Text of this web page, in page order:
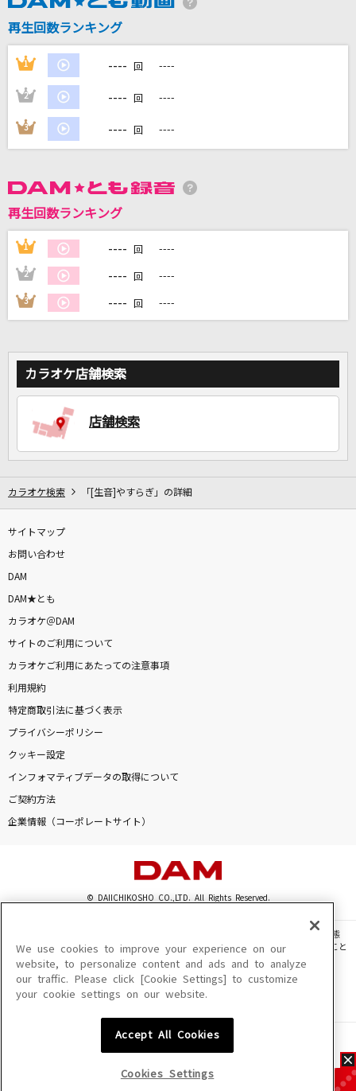
DAMに会員登録・ログインして
家族や友達と一緒に！練習にも！
再生回数ランキング
1 ---- 回 ----
2 ---- 回 ----
3 ---- 回 ----
再生回数ランキング
1 ---- 回 ----
2 ---- 回 ----
3 ---- 回 ----
カラオケ店舗検索
店舗検索
カラオケ検索 「[生音]やすらぎ」の詳細
サイトマップ
お問い合わせ
DAM
DAM★とも
カラオケ＠DAM
サイトのご利用について
カラオケご利用にあたっての注意事項
利用規約
特定商取引法に基づく表示
プライバシーポリシー
クッキー設定
インフォマティブデータの取得について
ご契約方法
企業情報（コーポレートサイト）
© DAIICHIKOSHO CO.,LTD. All Rights Reserved.
このサイトに掲載されている一切の文章・画像・写真・動画・音声等を、手段や形態
を問わず、著作権法の定める範囲を超えて無断で複製、転載、ファイル化などすること
を禁じます。
楽曲及びコンテンツは、機種によりご利用いただけない場合があります。
楽曲及びコンテンツの配信日、配信内容が変更になる場合があります。
We use cookies to improve your experience on our
website, to personalize content and ads and to analyze
our traffic. Please click [Cookie Settings] to customize
your cookie settings on our website.
Accept All Cookies
Cookies Settings